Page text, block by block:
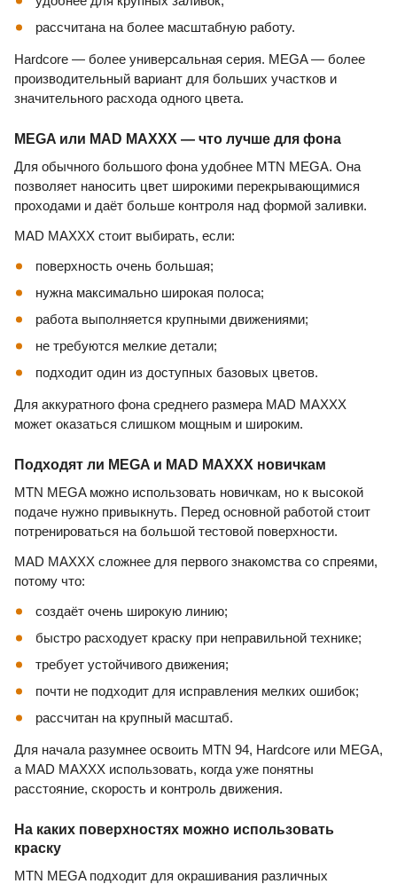
рассчитана на более масштабную работу.
Hardcore — более универсальная серия. MEGA — более
производительный вариант для больших участков и
значительного расхода одного цвета.
MEGA или MAD MAXXX — что лучше для фона
Для обычного большого фона удобнее MTN MEGA. Она
позволяет наносить цвет широкими перекрывающимися
проходами и даёт больше контроля над формой заливки.
MAD MAXXX стоит выбирать, если:
поверхность очень большая;
нужна максимально широкая полоса;
работа выполняется крупными движениями;
не требуются мелкие детали;
подходит один из доступных базовых цветов.
Для аккуратного фона среднего размера MAD MAXXX
может оказаться слишком мощным и широким.
Подходят ли MEGA и MAD MAXXX новичкам
MTN MEGA можно использовать новичкам, но к высокой
подаче нужно привыкнуть. Перед основной работой стоит
потренироваться на большой тестовой поверхности.
MAD MAXXX сложнее для первого знакомства со спреями,
потому что:
создаёт очень широкую линию;
быстро расходует краску при неправильной технике;
требует устойчивого движения;
почти не подходит для исправления мелких ошибок;
рассчитан на крупный масштаб.
Для начала разумнее освоить MTN 94, Hardcore или MEGA,
а MAD MAXXX использовать, когда уже понятны
расстояние, скорость и контроль движения.
На каких поверхностях можно использовать
краску
MTN MEGA подходит для окрашивания различных